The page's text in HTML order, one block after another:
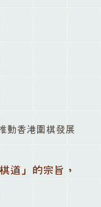
動香港圍棋發展
道」的宗旨，